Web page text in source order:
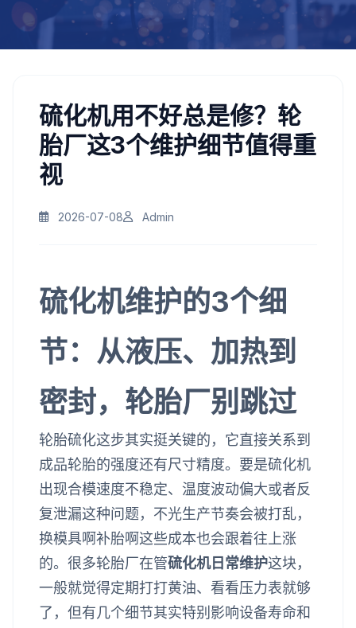
硫化机用不好总是修？轮
胎厂这3个维护细节值得重
视
2026-07-08 Admin
硫化机维护的3个细
节：从液压、加热到
密封，轮胎厂别跳过
轮胎硫化这步其实挺关键的，它直接关系到
成品轮胎的强度还有尺寸精度。要是硫化机
出现合模速度不稳定、温度波动偏大或者反
复泄漏这种问题，不光生产节奏会被打乱，
换模具啊补胎啊这些成本也会跟着往上涨
的。很多轮胎厂在管硫化机日常维护这块，
一般就觉得定期打打黄油、看看压力表就够
了，但有几个细节其实特别影响设备寿命和